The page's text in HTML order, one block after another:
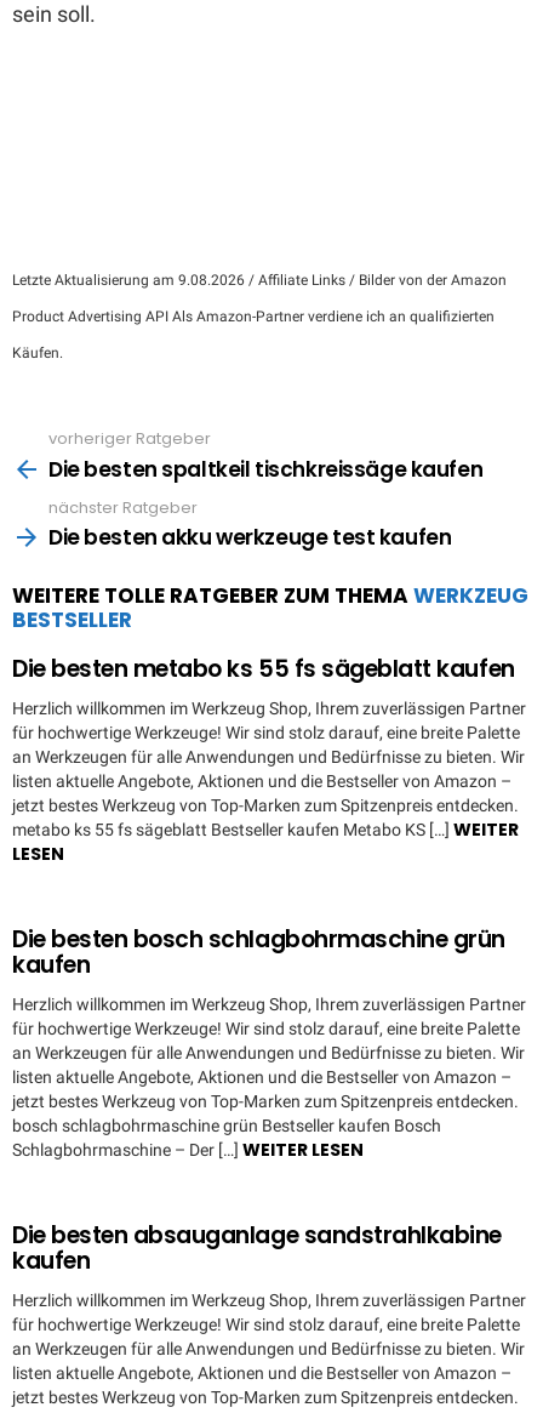
sein soll.
Letzte Aktualisierung am 9.08.2026 / Affiliate Links / Bilder von der Amazon
Product Advertising API Als Amazon-Partner verdiene ich an qualifizierten
Käufen.
more
vorheriger Ratgeber
Die besten spaltkeil tischkreissäge kaufen
nächster Ratgeber
Die besten akku werkzeuge test kaufen
WEITERE TOLLE RATGEBER ZUM THEMAWERKZEUG
BESTSELLER
Die besten metabo ks 55 fs sägeblatt kaufen
Herzlich willkommen im Werkzeug Shop, Ihrem zuverlässigen Partner
für hochwertige Werkzeuge! Wir sind stolz darauf, eine breite Palette
an Werkzeugen für alle Anwendungen und Bedürfnisse zu bieten. Wir
listen aktuelle Angebote, Aktionen und die Bestseller von Amazon –
jetzt bestes Werkzeug von Top-Marken zum Spitzenpreis entdecken.
metabo ks 55 fs sägeblatt Bestseller kaufen Metabo KS […] WEITER
LESEN
Die besten bosch schlagbohrmaschine grün
kaufen
Herzlich willkommen im Werkzeug Shop, Ihrem zuverlässigen Partner
für hochwertige Werkzeuge! Wir sind stolz darauf, eine breite Palette
an Werkzeugen für alle Anwendungen und Bedürfnisse zu bieten. Wir
listen aktuelle Angebote, Aktionen und die Bestseller von Amazon –
jetzt bestes Werkzeug von Top-Marken zum Spitzenpreis entdecken.
bosch schlagbohrmaschine grün Bestseller kaufen Bosch
Schlagbohrmaschine – Der […] WEITER LESEN
Die besten absauganlage sandstrahlkabine
kaufen
Herzlich willkommen im Werkzeug Shop, Ihrem zuverlässigen Partner
für hochwertige Werkzeuge! Wir sind stolz darauf, eine breite Palette
an Werkzeugen für alle Anwendungen und Bedürfnisse zu bieten. Wir
listen aktuelle Angebote, Aktionen und die Bestseller von Amazon –
jetzt bestes Werkzeug von Top-Marken zum Spitzenpreis entdecken.